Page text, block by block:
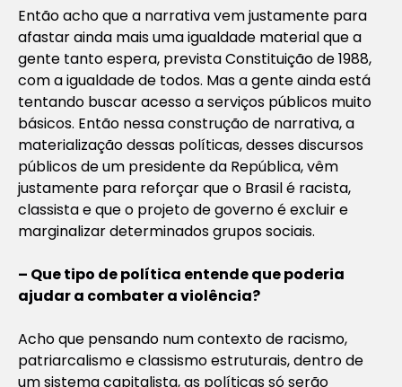
Então acho que a narrativa vem justamente para
afastar ainda mais uma igualdade material que a
gente tanto espera, prevista Constituição de 1988,
com a igualdade de todos. Mas a gente ainda está
tentando buscar acesso a serviços públicos muito
básicos. Então nessa construção de narrativa, a
materialização dessas políticas, desses discursos
públicos de um presidente da República, vêm
justamente para reforçar que o Brasil é racista,
classista e que o projeto de governo é excluir e
marginalizar determinados grupos sociais.
– Que tipo de política entende que poderia
ajudar a combater a violência?
Acho que pensando num contexto de racismo,
patriarcalismo e classismo estruturais, dentro de
um sistema capitalista, as políticas só serão